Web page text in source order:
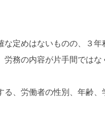
定めはないものの、３年
務の内容が片手間では
る、労働者の性別、年齢